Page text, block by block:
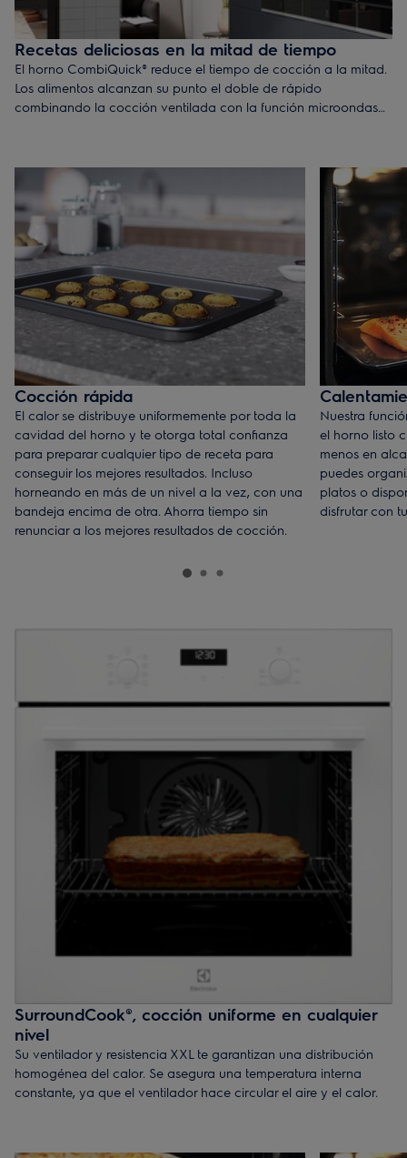
Recetas deliciosas en la mitad de tiempo
El horno CombiQuick® reduce el tiempo de cocción a la mitad.
Los alimentos alcanzan su punto el doble de rápido
combinando la cocción ventilada con la función microondas
Cocción rápida
El calor se distribuye uniformemente por toda la
cavidad del horno y te otorga total confianza
para preparar cualquier tipo de receta para
conseguir los mejores resultados. Incluso
horneando en más de un nivel a la vez, con una
bandeja encima de otra. Ahorra tiempo sin
renunciar a los mejores resultados de cocción.
Nuestra
el horno listo
menos en
puedes
platos o
disfrutar con
SurroundCook®, cocción uniforme en cualquier
nivel
Su ventilador y resistencia XXL te garantizan una distribución
homogénea del calor. Se asegura una temperatura interna
constante, ya que el ventilador hace circular el aire y el calor.